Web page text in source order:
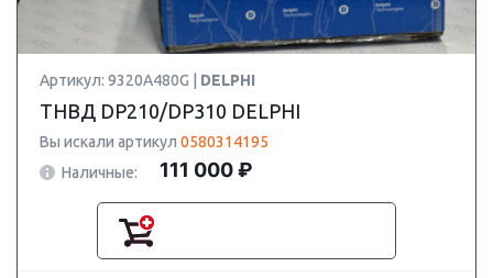
Артикул: 9320A480G | DELPHI
ТНВД DP210/DP310 DELPHI
Вы искали артикул 0580314195
Наличные:
111 000 ₽